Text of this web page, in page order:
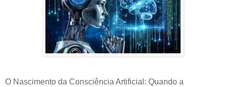
O Nascimento da Consciência Artificial: Quando a